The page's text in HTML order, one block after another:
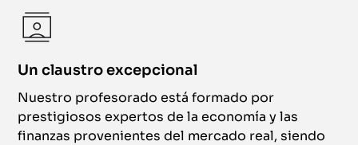
Un claustro excepcional
Nuestro profesorado está formado por
prestigiosos expertos de la economía y las
finanzas provenientes del mercado real, siendo